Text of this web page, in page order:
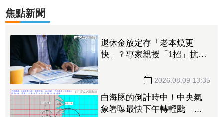
焦點新聞
退休金放定存「老本燒更
快」？專家親授「1招」抗通
2026.08.09 13:35
白海豚的倒計時中！中央氣
象署曝最快下午轉輕颱 但